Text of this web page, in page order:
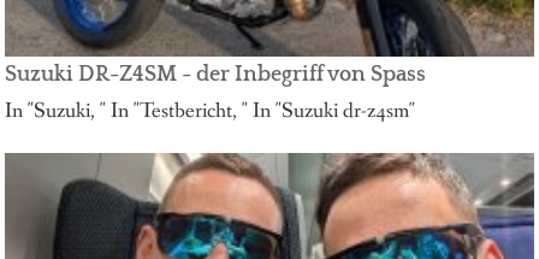
Suzuki DR-Z4SM - der Inbegriff von Spass
In "Suzuki, " In "Testbericht, " In "Suzuki dr-z4sm"